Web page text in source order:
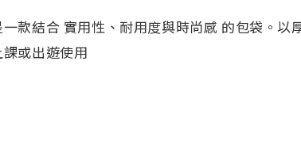
一款結合 實用性、耐用度與時尚感 的包袋。
或出遊使用